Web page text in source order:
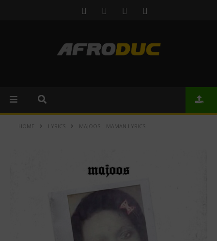
HOME LYRICS MAJOOS – MAMAN LYRICS